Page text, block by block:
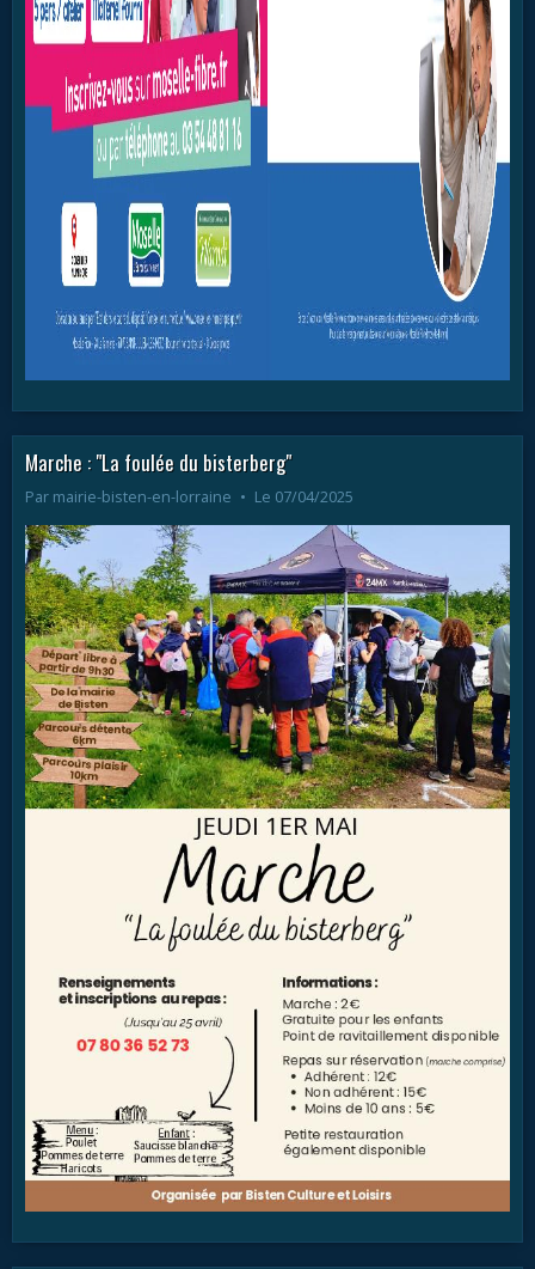
Marche : "La foulée du bisterberg"
Par mairie-bisten-en-lorraine Le 07/04/2025